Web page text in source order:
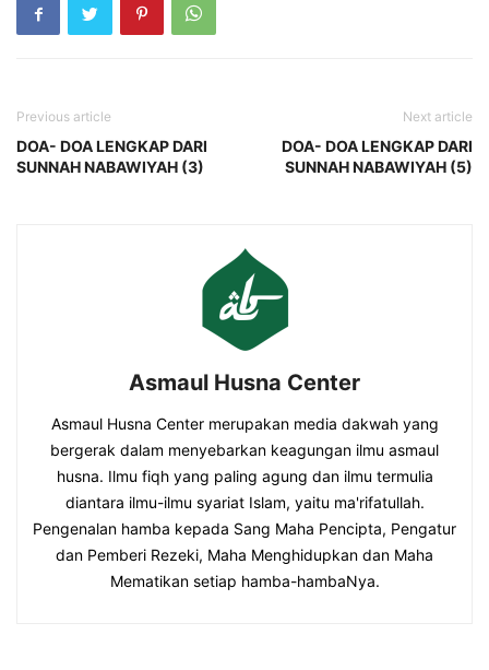
Previous article
DOA- DOA LENGKAP DARI
SUNNAH NABAWIYAH (3)
Next article
DOA- DOA LENGKAP DARI
SUNNAH NABAWIYAH (5)
Asmaul Husna Center
Asmaul Husna Center merupakan media dakwah yang
bergerak dalam menyebarkan keagungan ilmu asmaul
husna. Ilmu fiqh yang paling agung dan ilmu termulia
diantara ilmu-ilmu syariat Islam, yaitu ma'rifatullah.
Pengenalan hamba kepada Sang Maha Pencipta, Pengatur
dan Pemberi Rezeki, Maha Menghidupkan dan Maha
Mematikan setiap hamba-hambaNya.